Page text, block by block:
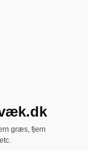
græs, fjern